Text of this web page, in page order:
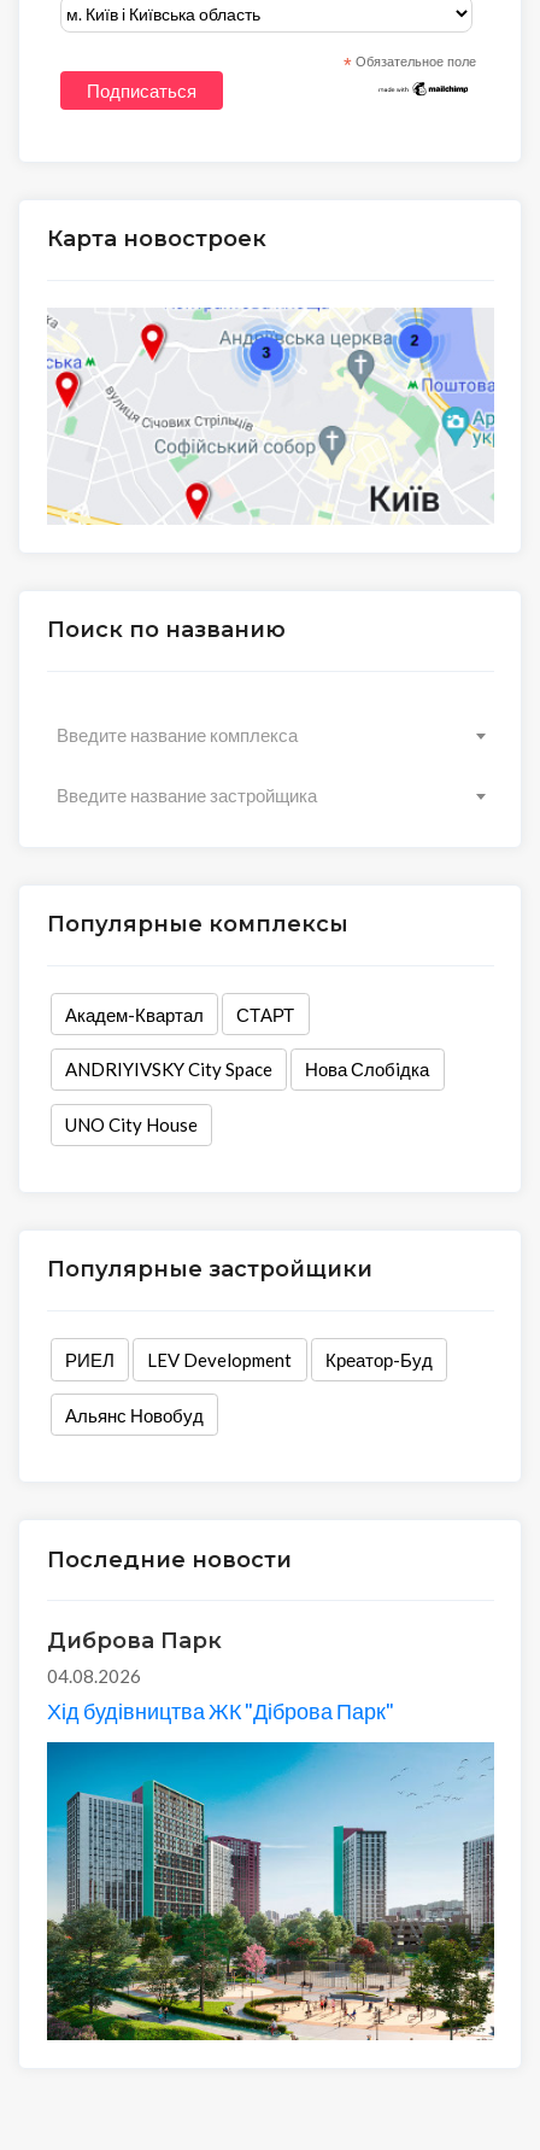
* Обязательное поле
Карта новостроек
Поиск по названию
Введите название комплекса
Введите название застройщика
Популярные комплексы
Академ-Квартал СТАРТ
ANDRIYIVSKY City Space Нова Слобiдка
UNO City House
Популярные застройщики
РИЕЛ LEV Development Креатор-Буд
Альянс Новобуд
Последние новости
Диброва Парк
04.08.2026
Хід будівництва ЖК "Діброва Парк"